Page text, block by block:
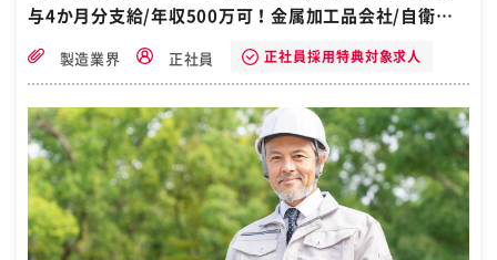
与4か月分支給/年収500万可！金属加工品会社/自衛隊
製造業界 正社員 正社員採用特典対象求人